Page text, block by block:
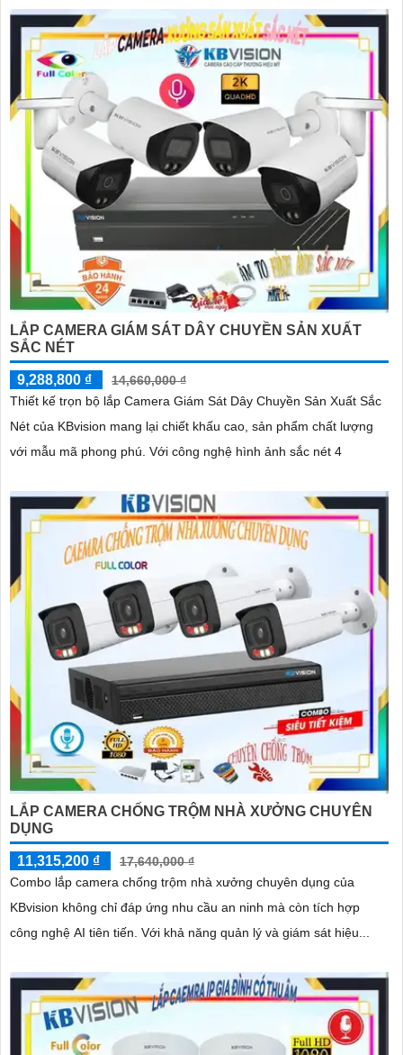
LẮP CAMERA GIÁM SÁT DÂY CHUYỀN SẢN XUẤT
SẮC NÉT
9,288,800 ₫
14,660,000 ₫
Thiết kế trọn bộ lắp Camera Giám Sát Dây Chuyền Sản Xuất Sắc
Nét của KBvision mang lại chiết khấu cao, sản phẩm chất lượng
với mẫu mã phong phú. Với công nghệ hình ảnh sắc nét 4
LẮP CAMERA CHỐNG TRỘM NHÀ XƯỞNG CHUYÊN
DỤNG
11,315,200 ₫
17,640,000 ₫
Combo lắp camera chống trộm nhà xưởng chuyên dụng của
KBvision không chỉ đáp ứng nhu cầu an ninh mà còn tích hợp
công nghệ AI tiên tiến. Với khả năng quản lý và giám sát hiệu...